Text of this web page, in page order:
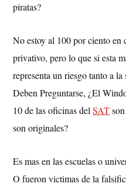
piratas?
No estoy al 100 por ciento en
privativo, pero lo que si esta
representa un riesgo tanto a
Deben Preguntarse, ¿El
10 de las oficinas delSAT
son originales?
Es mas en las escuelas o
O fueron victimas de la